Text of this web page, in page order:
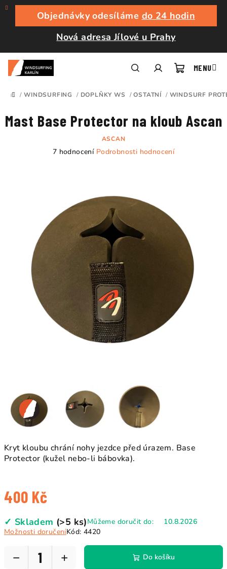
Přejít
obsah
Objednávky odesíláme do 24 hodin
Nová adresa Jílové u Prahy
košík
DOMŮ
/ WINDSURFING / DOPLŇKY WS / OSTATNÍ / WINDSURF
Kryt kloubu chrání nohy jezdce před úrazem. Base
Protector (kužel nebo-li bábovka).
400 Kč
cena:
✓ Skladem (>5 ks)Můžeme doručit do:
10.8.2026
Možnosti doručeníKód: 4420
+
− Do košíku
Mast Base Protector na kloub Ascan
ASCAN
Průměrné
hvězdiček.
7 hodnocení Podrobnosti hodnocení